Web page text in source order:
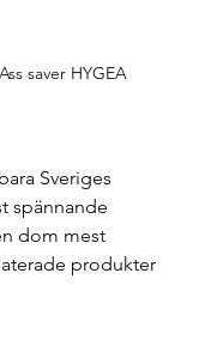
saver HYGEA
Sveriges
spännande
dom mest
produkter